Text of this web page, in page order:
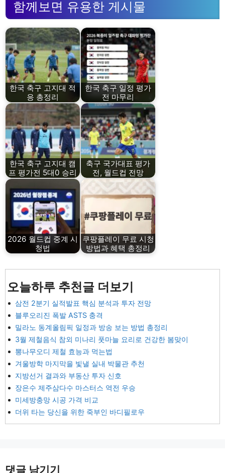
함께보면 유용한 게시물
한국 축구 고지대 적
응 총정리
한국 축구 일정 평가
전 마무리
한국 축구 고지대 캠
프 평가전 5대0 승리
축구 국가대표 평가
전, 월드컵 전망
2026 월드컵 중계 시
청법
쿠팡플레이 무료 시청
방법과 혜택 총정리
오늘하루 추천글 더보기
삼전 2분기 실적발표 핵심 분석과 투자 전망
블루오리진 폭발 ASTS 충격
밀라노 동계올림픽 일정과 방송 보는 방법 총정리
3월 제철음식 참외 미나리 풋마늘 요리로 건강한 봄맞이
뽕나무오디 제철 효능과 먹는법
겨울방학 마지막을 빛낼 실내 박물관 추천
지방선거 결과와 부동산 투자 신호
장은수 제주삼다수 마스터스 역전 우승
미세방충망 시공 가격 비교
더위 타는 당신을 위한 죽부인 바디필로우
댓글 남기기